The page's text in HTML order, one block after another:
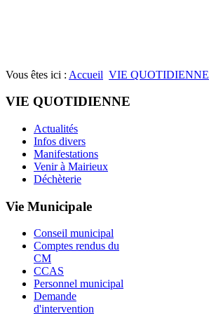
Vous êtes ici : Accueil VIE QUOTIDIENNE
VIE QUOTIDIENNE
Actualités
Infos divers
Manifestations
Venir à Mairieux
Déchèterie
Vie Municipale
Conseil municipal
Comptes rendus du
CM
CCAS
Personnel municipal
Demande
d'intervention